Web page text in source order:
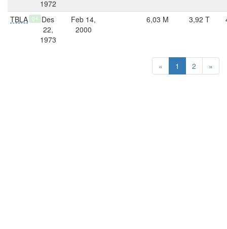
1972
TBLA
Q4
Des
22,
1973
Feb 14,
2000
6,03 M 3,92 T
« 1 2 »